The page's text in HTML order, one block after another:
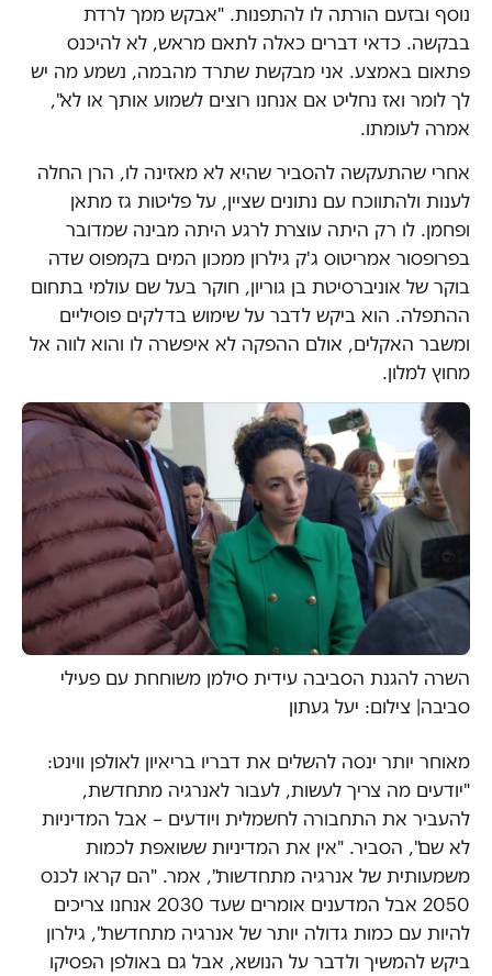
נוסף ובזעם הורתה לו להתפנות. "אבקש ממך לרדת
בבקשה. כדאי דברים כאלה לתאם מראש, לא להיכנס
פתאום באמצע. אני מבקשת שתרד מהבמה, נשמע מה יש
לך לומר ואז נחליט אם אנחנו רוצים לשמוע אותך או לא",
אמרה לעומתו.
אחרי שהתעקשה להסביר שהיא לא מאזינה לו, הרן החלה
לענות ולהתווכח עם נתונים שציין, על פליטות גז מתאן
ופחמן. לו רק היתה עוצרת לרגע היתה מבינה שמדובר
בפרופסור אמריטוס ג'ק גילרון ממכון המים בקמפוס שדה
בוקר של אוניברסיטת בן גוריון, חוקר בעל שם עולמי בתחום
ההתפלה. הוא ביקש לדבר על שימוש בדלקים פוסיליים
ומשבר האקלים, אולם ההפקה לא איפשרה לו והוא לווה אל
מחוץ למלון.
השרה להגנת הסביבה עידית סילמן משוחחת עם פעילי
סביבה| צילום: יעל געתון
מאוחר יותר ינסה להשלים את דבריו בריאיון לאולפן ווינט:
"יודעים מה צריך לעשות, לעבור לאנרגיה מתחדשת,
להעביר את התחבורה לחשמלית ויודעים – אבל המדיניות
לא שם", הסביר. "אין את המדיניות ששואפת לכמות
משמעותית של אנרגיה מתחדשות", אמר. "הם קראו לכנס
2050 אבל המדענים אומרים שעד 2030 אנחנו צריכים
להיות עם כמות גדולה יותר של אנרגיה מתחדשת", גילרון
ביקש להמשיך ולדבר על הנושא, אבל גם באולפן הפסיקו